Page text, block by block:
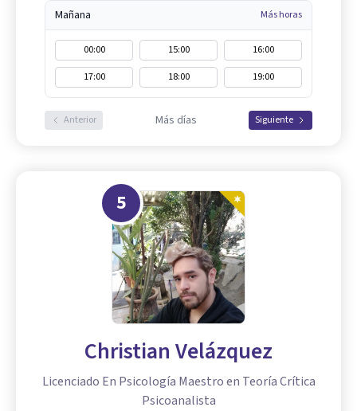
Mañana Más horas
00:00 15:00
16:00
17:00
18:00 19:00
Anterior Más días Siguiente
5
Christian Velázquez
Licenciado En Psicología Maestro en Teoría Crítica
Psicoanalista